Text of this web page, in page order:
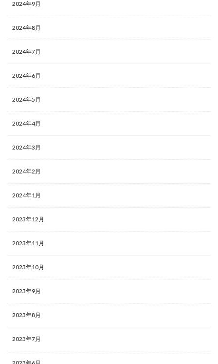
2024年9月
2024年8月
2024年7月
2024年6月
2024年5月
2024年4月
2024年3月
2024年2月
2024年1月
2023年12月
2023年11月
2023年10月
2023年9月
2023年8月
2023年7月